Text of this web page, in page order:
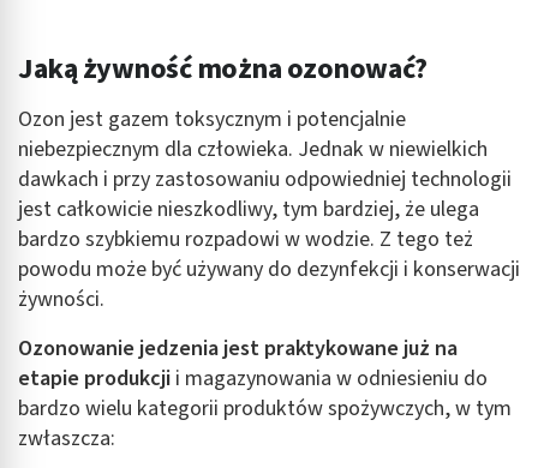
Jaką żywność można ozonować?
Ozon jest gazem toksycznym i potencjalnie
niebezpiecznym dla człowieka. Jednak w niewielkich
dawkach i przy zastosowaniu odpowiedniej technologii
jest całkowicie nieszkodliwy, tym bardziej, że ulega
bardzo szybkiemu rozpadowi w wodzie. Z tego też
powodu może być używany do dezynfekcji i konserwacji
żywności.
Ozonowanie jedzenia jest praktykowane już na
etapie produkcji i magazynowania w odniesieniu do
bardzo wielu kategorii produktów spożywczych, w tym
zwłaszcza: